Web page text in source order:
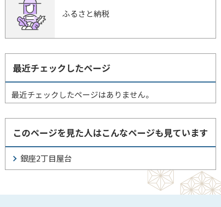
ふるさと納税
最近チェックしたページ
最近チェックしたページはありません。
このページを見た人はこんなページも見ています
銀座2丁目屋台